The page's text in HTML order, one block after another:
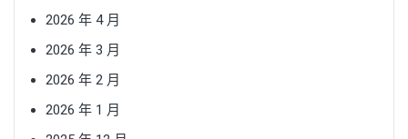
2026 年 4 月
2026 年 3 月
2026 年 2 月
2026 年 1 月